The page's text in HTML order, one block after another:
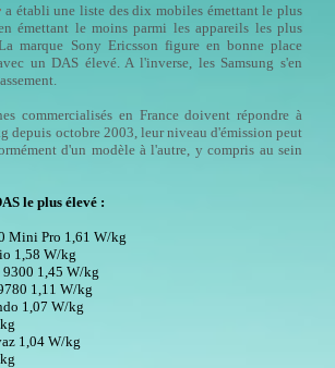
a établi une liste des dix mobiles émettant le plus
émettant le moins parmi les appareils les plus
marque Sony Ericsson figure en bonne place
un DAS élevé. A l'inverse, les Samsung s'en
commercialisés en France doivent répondre à
depuis octobre 2003, leur niveau d'émission peut
d'un modèle à l'autre, y compris au sein
le plus élevé :
Mini Pro 1,61 W/kg
1,58 W/kg
1,45 W/kg
1,11 W/kg
1,07 W/kg
1,04 W/kg